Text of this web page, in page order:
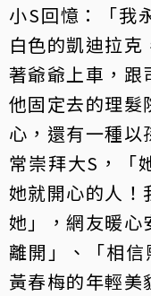
小S回憶：「我
白色的凱迪拉
著爺爺上車，跟
他固定去的理髮
心，還有一種以
常崇拜大S，「
她就開心的人！
她」，網友暖心
離開」、「相
黃春梅的年輕美